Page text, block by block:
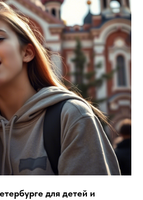
для детей и